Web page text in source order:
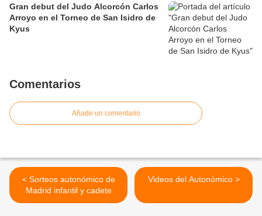
Gran debut del Judo Alcorcón Carlos
Arroyo en el Torneo de San Isidro de
Kyus
Comentarios
Añade un comentario
< Sorteos autonómico de
Madrid infantil y cadete
Videos del Autonómico >